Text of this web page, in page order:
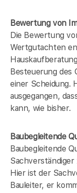
Bewertung von
Die Bewertung
Wertgutachten
Besteuerung des
einer Scheidung.
ausgegangen,
kann, wie bisher.
Baubegleitende
Baubegleitende
Sachverständiger
Hier ist der
Bauleiter, er